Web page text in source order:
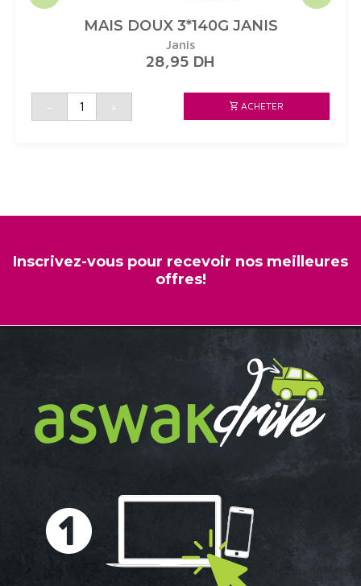
MAIS DOUX 3*140G JANIS
Janis
28,95 DH
-
quantité
MAIS
+ ACHETER
Inscrivez-vous pour recevoir nos meilleures
offres!